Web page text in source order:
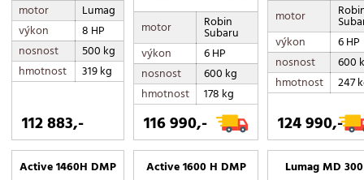
motor
Lumag
výkon
8 HP
nosnost
500 kg
hmotnost
319 kg
112 883,-
motor Robin
Subaru
výkon
6 HP
nosnost
600 kg
hmotnost
178 kg
116 990,-
motor
výkon
6 HP
nosnost
600
hmotnost
247
124 990,-
Active 1460H DMP Active 1600 H DMP Lumag MD 300